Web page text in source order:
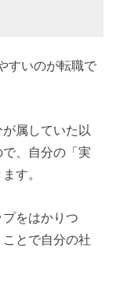
すいのが転職で
属していた以
、自分の「実
す。
をはかりつ
とで自分の社